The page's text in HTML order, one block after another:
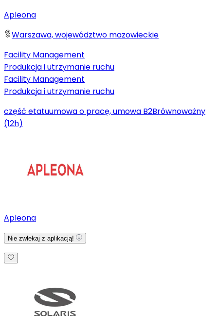
Apleona
Warszawa, województwo mazowieckie
Facility Management
Produkcja i utrzymanie ruchu
Facility Management
Produkcja i utrzymanie ruchu
część etatuumowa o pracę, umowa B2Brównoważny
(12h)
Apleona
Nie zwlekaj z aplikacją!